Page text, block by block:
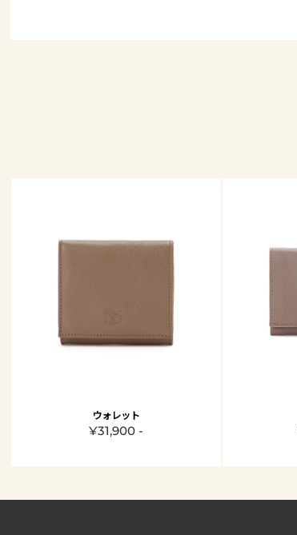
ウォレット
¥31,900 -